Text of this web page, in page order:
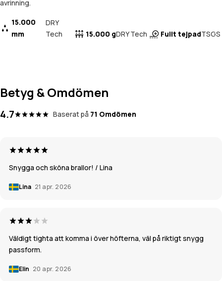
avrinning.
15.000
mm
DRY
Tech
15.000 gDRY Tech Fullt tejpadTSGS
Betyg & Omdömen
4.7 Baserat på 71 Omdömen
Snygga och sköna brallor! / Lina
Lina 21 apr. 2026
Väldigt tighta att komma i över höfterna, väl på riktigt snygg
passform.
Elin 20 apr. 2026